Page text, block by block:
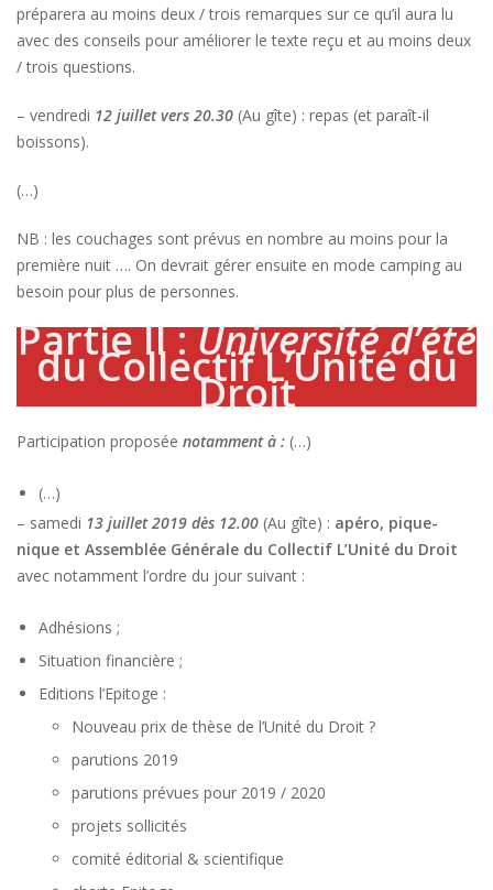
préparera au moins deux / trois remarques sur ce qu’il aura lu
avec des conseils pour améliorer le texte reçu et au moins deux
/ trois questions.
– vendredi 12 juillet vers 20.30 (Au gîte) : repas (et paraît-il
boissons).
(…)
NB : les couchages sont prévus en nombre au moins pour la
première nuit …. On devrait gérer ensuite en mode camping au
besoin pour plus de personnes.
Partie II :Université d’été
du Collectif L’Unité du
Droit
Participation proposée notamment à : (…)
(…)
– samedi 13 juillet 2019 dès 12.00 (Au gîte) : apéro, pique-
nique et Assemblée Générale du Collectif L’Unité du Droit
avec notamment l’ordre du jour suivant :
Adhésions ;
Situation financière ;
Editions l’Epitoge :
Nouveau prix de thèse de l’Unité du Droit ?
parutions 2019
parutions prévues pour 2019 / 2020
projets sollicités
comité éditorial & scientifique